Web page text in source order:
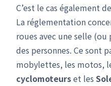
C’est le cas également
La réglementation
roues avec une selle
des personnes. Ce sont
mobylettes, les motos,
cyclomoteurset les